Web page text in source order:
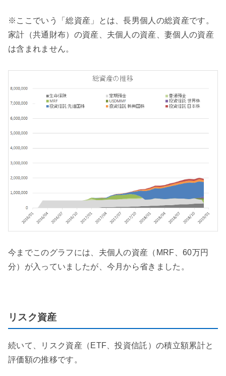
※ここでいう「総資産」とは、長男個人の総資産です。
家計（共通財布）の資産、夫個人の資産、妻個人の資産
は含まれません。
今までこのグラフには、夫個人の資産（MRF、60万円
分）が入っていましたが、今月から省きました。
リスク資産
続いて、リスク資産（ETF、投資信託）の積立額累計と
評価額の推移です。